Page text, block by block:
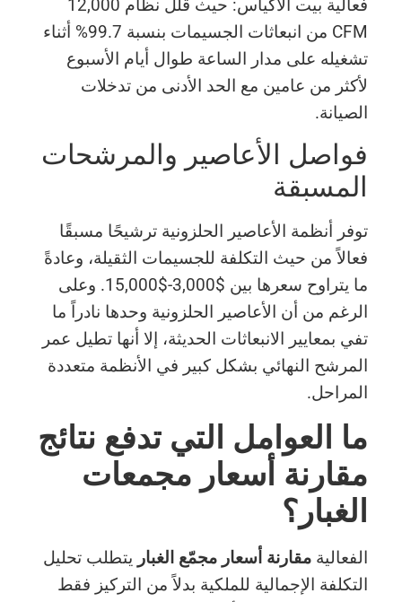
فعالية بيت الأكياس: حيث قلل نظام 12,000
CFM من انبعاثات الجسيمات بنسبة 99.7% أثناء
تشغيله على مدار الساعة طوال أيام الأسبوع
لأكثر من عامين مع الحد الأدنى من تدخلات
الصيانة.
فواصل الأعاصير والمرشحات
المسبقة
توفر أنظمة الأعاصير الحلزونية ترشيحًا مسبقًا
فعالاً من حيث التكلفة للجسيمات الثقيلة، وعادةً
ما يتراوح سعرها بين $3,000-$15,000. وعلى
الرغم من أن الأعاصير الحلزونية وحدها نادراً ما
تفي بمعايير الانبعاثات الحديثة، إلا أنها تطيل عمر
المرشح النهائي بشكل كبير في الأنظمة متعددة
المراحل.
ما العوامل التي تدفع نتائج
مقارنة أسعار مجمعات
الغبار؟
الفعاليةمقارنة أسعار مجمّع الغباريتطلب تحليل
التكلفة الإجمالية للملكية بدلاً من التركيز فقط